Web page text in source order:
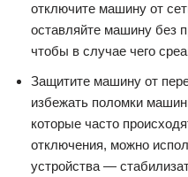
отключите машину от
оставляйте машину без
чтобы в случае чего
Защитите машину от
избежать поломки
которые часто
отключения, можно
устройства —